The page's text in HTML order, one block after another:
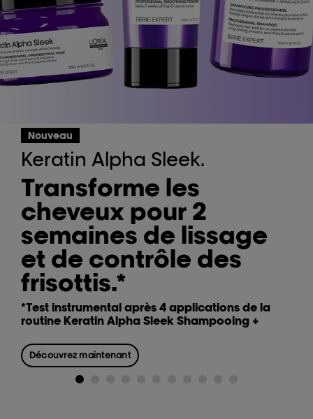
Nouveau
Keratin Alpha Sleek.
Transforme les
cheveux pour 2
semaines de lissage
et de contrôle des
frisottis.*
*Test instrumental après 4 applications de la
routine Keratin Alpha Sleek Shampooing +
Découvrez maintenant